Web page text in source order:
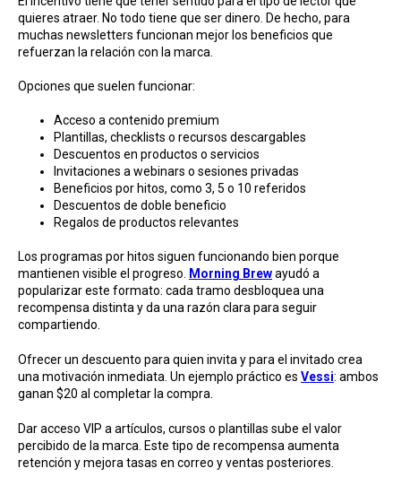
quieres atraer. No todo tiene que ser dinero. De hecho, para
muchas newsletters funcionan mejor los beneficios que
refuerzan la relación con la marca.
Opciones que suelen funcionar:
Acceso a contenido premium
Plantillas, checklists o recursos descargables
Descuentos en productos o servicios
Invitaciones a webinars o sesiones privadas
Beneficios por hitos, como 3, 5 o 10 referidos
Descuentos de doble beneficio
Regalos de productos relevantes
Los programas por hitos siguen funcionando bien porque
mantienen visible el progreso. Morning Brewayudó a
popularizar este formato: cada tramo desbloquea una
recompensa distinta y da una razón clara para seguir
compartiendo.
Ofrecer un descuento para quien invita y para el invitado crea
una motivación inmediata. Un ejemplo práctico es Vessi: ambos
ganan $20 al completar la compra.
Dar acceso VIP a artículos, cursos o plantillas sube el valor
percibido de la marca. Este tipo de recompensa aumenta
retención y mejora tasas en correo y ventas posteriores.